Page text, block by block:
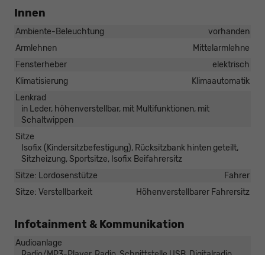
Innen
Ambiente-Beleuchtung
vorhanden
Armlehnen
Mittelarmlehne
Fensterheber
elektrisch
Klimatisierung
Klimaautomatik
Lenkrad
in Leder, höhenverstellbar, mit Multifunktionen, mit
Schaltwippen
Sitze
Isofix (Kindersitzbefestigung), Rücksitzbank hinten geteilt,
Sitzheizung, Sportsitze, Isofix Beifahrersitz
Sitze: Lordosenstütze
Fahrer
Sitze: Verstellbarkeit
Höhenverstellbarer Fahrersitz
Infotainment & Kommunikation
Audioanlage